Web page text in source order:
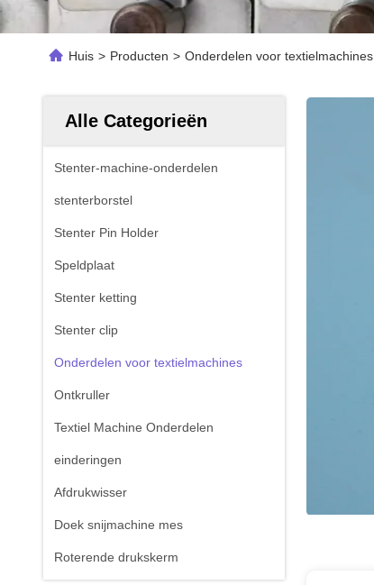
Huis > Producten > Onderdelen voor textielmachines
Alle Categorieën
Stenter-machine-onderdelen
stenterborstel
Stenter Pin Holder
Speldplaat
Stenter ketting
Stenter clip
Onderdelen voor textielmachines
Ontkruller
Textiel Machine Onderdelen
einderingen
Afdrukwisser
Doek snijmachine mes
Roterende drukskerm